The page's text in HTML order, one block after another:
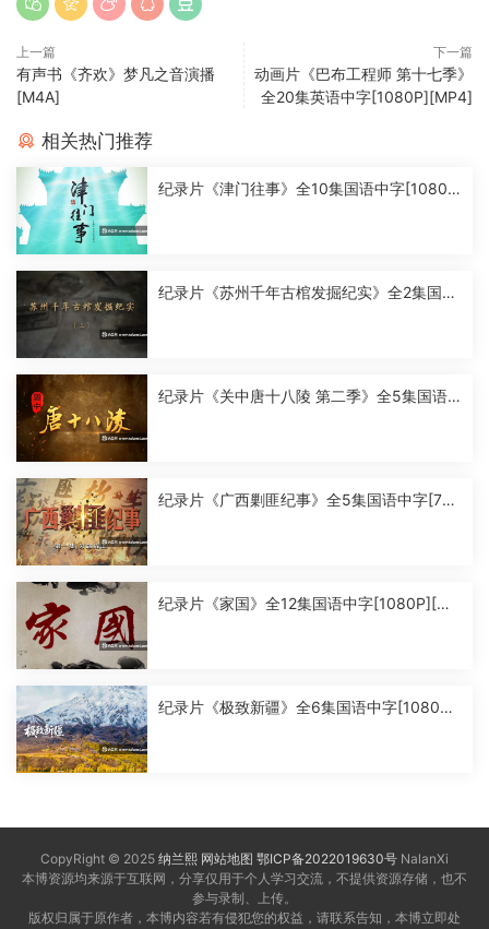
上一篇
有声书《齐欢》梦凡之音演播
[M4A]
下一篇
动画片《巴布工程师 第十七季》
全20集英语中字[1080P][MP4]
相关热门推荐
纪录片《津门往事》全10集国语中字[1080
纪录片《苏州千年古棺发掘纪实》全2集国语
纪录片《关中唐十八陵 第二季》全5集国语
纪录片《广西剿匪纪事》全5集国语中字[720
纪录片《家国》全12集国语中字[1080P][MP
纪录片《极致新疆》全6集国语中字[1080P]
CopyRight © 2025 纳兰熙 网站地图 鄂ICP备2022019630号 NalanXi
本博资源均来源于互联网，分享仅用于个人学习交流，不提供资源存储，也不
参与录制、上传。
版权归属于原作者，本博内容若有侵犯您的权益，请联系告知，本博立即处